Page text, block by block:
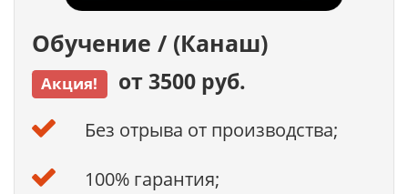
Обучение / (Канаш)
Акция! от 3500 руб.
Без отрыва от производства;
100% гарантия;